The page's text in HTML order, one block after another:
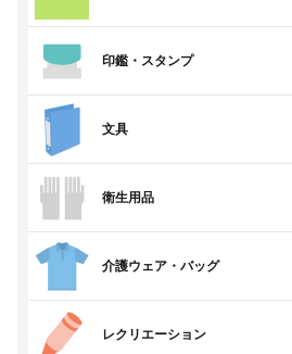
印鑑・スタンプ
文具
衛生用品
介護ウェア・バッグ
レクリエーション